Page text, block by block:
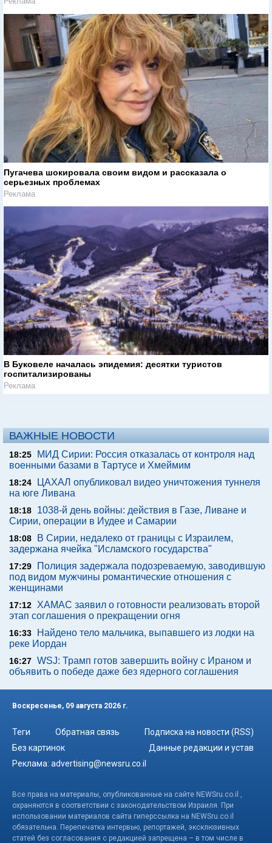
Пугачева шокировала своим видом и рассказала о
серьезных проблемах
Реклама
В Буковеле началась эпидемия: десятки туристов
госпитализированы
Реклама
ВАЖНЫЕ НОВОСТИ
18:25
МИД Сирии: Россия отказалась от контроля над
военными базами в Тартусе и Хмеймим
18:24
ЦАХАЛ опубликовал видео уничтожения туннеля
на юге Ливана
18:18
1038-й день войны: действия в Газе, Ливане и
Сирии, операции в Иудее и Самарии
18:08
В Сирии, недалеко от границы с Израилем,
задержана ячейка "Исламского государства"
17:29
Полиция задержала подозреваемую, заводившую
под видом мужчины романтические отношения с
женщинами
17:12 ХАМАС заявил о готовности реализовать второй
этап соглашения о прекращении огня
16:33
Найдено тело мальчика, выпавшего из лодки на
реке Иордан
16:27 WSJ: Трамп готов завершить войну с Ираном и
объявить о победе даже без ядерного соглашения
Воскресенье, 09 августа 2026 г.
Теги Обратная связь
Подписка на новости (RSS)
Без картинок
Данные редакции и устав
Реклама: advertising@newsru.co.il
Все права на материалы, опубликованные на сайте NEWSru.co.il ,
охраняются в соответствии с законодательством Израиля. При
использовании материалов сайта гиперссылка на NEWSru.co.il
обязательна. Перепечатка интервью, репортажей, эксклюзивных
статей без согласования с редакцией запрещена – в том числе в